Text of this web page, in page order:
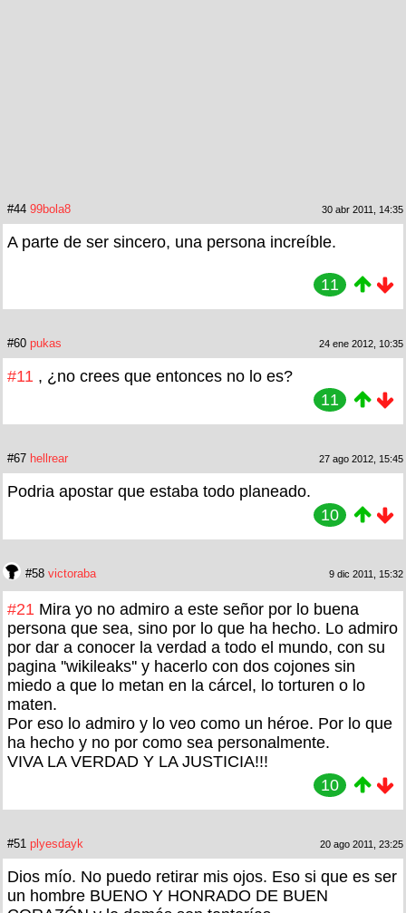
#44 99bola8 30 abr 2011, 14:35
A parte de ser sincero, una persona increíble.
11
#60 pukas 24 ene 2012, 10:35
#11 , ¿no crees que entonces no lo es?
11
#67 hellrear 27 ago 2012, 15:45
Podria apostar que estaba todo planeado.
10
#58 victoraba 9 dic 2011, 15:32
#21 Mira yo no admiro a este señor por lo buena
persona que sea, sino por lo que ha hecho. Lo admiro
por dar a conocer la verdad a todo el mundo, con su
pagina ''wikileaks'' y hacerlo con dos cojones sin
miedo a que lo metan en la cárcel, lo torturen o lo
maten.
Por eso lo admiro y lo veo como un héroe. Por lo que
ha hecho y no por como sea personalmente.
VIVA LA VERDAD Y LA JUSTICIA!!!
10
#51 plyesdayk 20 ago 2011, 23:25
Dios mío. No puedo retirar mis ojos. Eso si que es ser
un hombre BUENO Y HONRADO DE BUEN